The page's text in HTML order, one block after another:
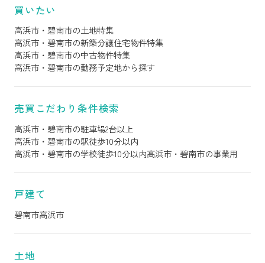
買いたい
高浜市・碧南市の土地特集
高浜市・碧南市の新築分譲住宅物件特集
高浜市・碧南市の中古物件特集
高浜市・碧南市の勤務予定地から探す
売買こだわり条件検索
高浜市・碧南市の駐車場2台以上
高浜市・碧南市の駅徒歩10分以内
高浜市・碧南市の学校徒歩10分以内高浜市・碧南市の事業用
戸建て
碧南市高浜市
土地